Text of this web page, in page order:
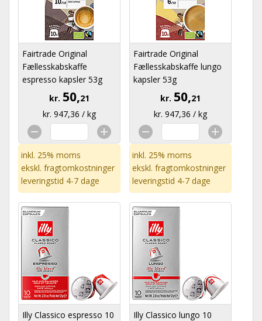
Fairtrade Original
Fællesskabskaffe
espresso kapsler 53g
kr. 50,21
kr. 947,36 / kg
inkl. 25% moms
ekskl. fragtomkostninger
leveringstid 4-7 dage
Fairtrade Original
Fællesskabskaffe lungo
kapsler 53g
kr. 50,21
kr. 947,36 / kg
inkl. 25% moms
ekskl. fragtomkostninger
leveringstid 4-7 dage
Illy Classico espresso 10
Illy Classico lungo 10